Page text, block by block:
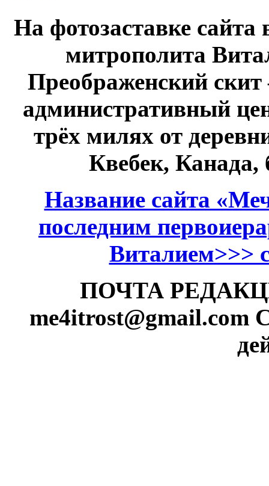
На фотозаставке сайта
митрополита
Преображенский
административный
трёх милях от
Квебек,
Название сайта
последним
Виталием>>>
ПОЧТА
me4itrost@gmail.com